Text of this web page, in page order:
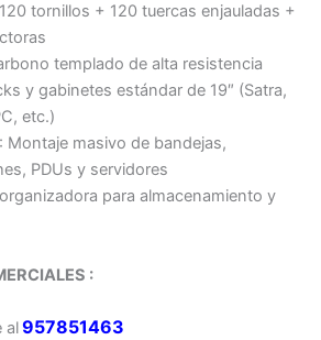
tornillos + 120 tuercas enjauladas +
templado de alta resistencia
y gabinetes estándar de 19″ (Satra,
etc.)
Montaje masivo de bandejas,
PDUs y servidores
para almacenamiento y
:
al957851463